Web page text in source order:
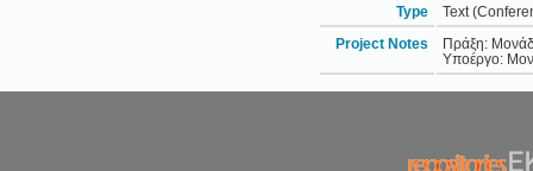
Type Text
Project Notes
Πράξη:
Υποέργο: